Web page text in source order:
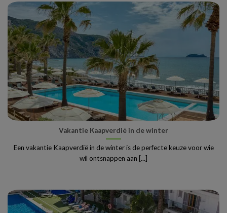
Vakantie Kaapverdië in de winter
Een vakantie Kaapverdië in de winter is de perfecte keuze voor wie
wil ontsnappen aan [...]